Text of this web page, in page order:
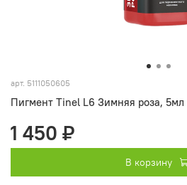
арт. 5111050605
Пигмент Tinel L6 Зимняя роза, 5мл
1 450 ₽
В корзину